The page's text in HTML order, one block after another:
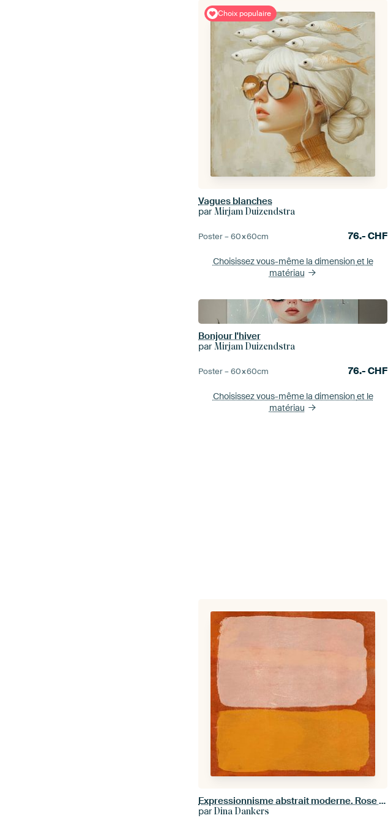
Choix populaire
Vagues blanches
parMirjam Duizendstra
Poster –60×60cm 76.-CHF
Choisissez vous-même la dimensionet le
matériau
Bonjour l'hiver
parMirjam Duizendstra
Poster –60×60cm 76.-CHF
Choisissez vous-même la dimensionet le
matériau
Expressionnisme abstrait moderne. Rose et jaune sur orange.
parDina Dankers